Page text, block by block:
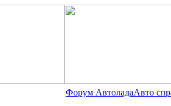
Форум АвтоладаАвто